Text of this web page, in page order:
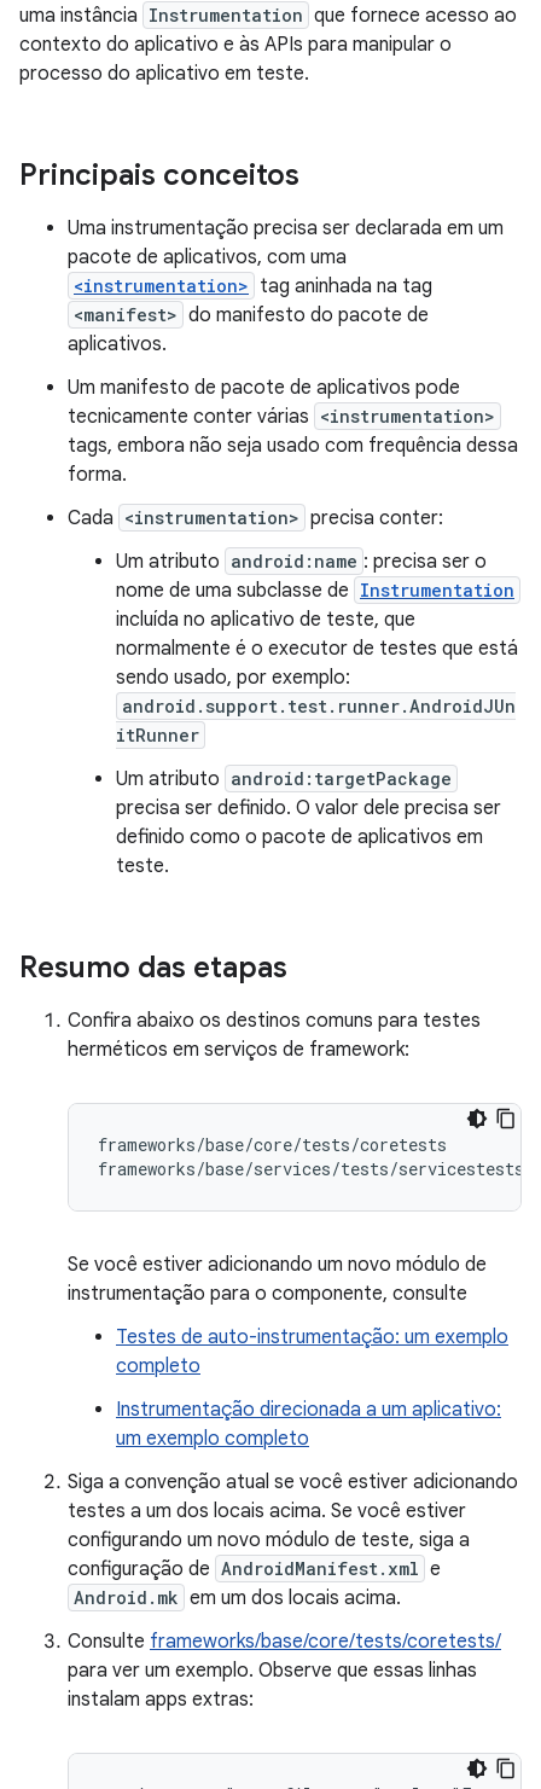
uma instância Instrumentation que fornece acesso ao
contexto do aplicativo e às APIs para manipular o
processo do aplicativo em teste.
Principais conceitos
Uma instrumentação precisa ser declarada em um
pacote de aplicativos, com uma
<instrumentation> tag aninhada na tag
<manifest> do manifesto do pacote de
aplicativos.
Um manifesto de pacote de aplicativos pode
tecnicamente conter várias <instrumentation>
tags, embora não seja usado com frequência dessa
forma.
Cada <instrumentation> precisa conter:
Um atributo android:name : precisa ser o
nome de uma subclasse de Instrumentation
incluída no aplicativo de teste, que
normalmente é o executor de testes que está
sendo usado, por exemplo:
android.support.test.runner.AndroidJUn
itRunner
Um atributo android:targetPackage
precisa ser definido. O valor dele precisa ser
definido como o pacote de aplicativos em
teste.
Resumo das etapas
Confira abaixo os destinos comuns para testes
herméticos em serviços de framework:
frameworks/base/core/tests/coretests
Se você estiver adicionando um novo módulo de
instrumentação para o componente, consulte
Testes de auto-instrumentação: um exemplo
completo
Instrumentação direcionada a um aplicativo:
um exemplo completo
Siga a convenção atual se você estiver adicionando
testes a um dos locais acima. Se você estiver
configurando um novo módulo de teste, siga a
configuração de AndroidManifest.xml e
Android.mk em um dos locais acima.
Consulte frameworks/base/core/tests/coretests/
para ver um exemplo. Observe que essas linhas
instalam apps extras: